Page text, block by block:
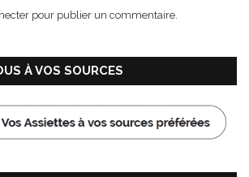
pour publier un commentaire.
À VOS SOURCES